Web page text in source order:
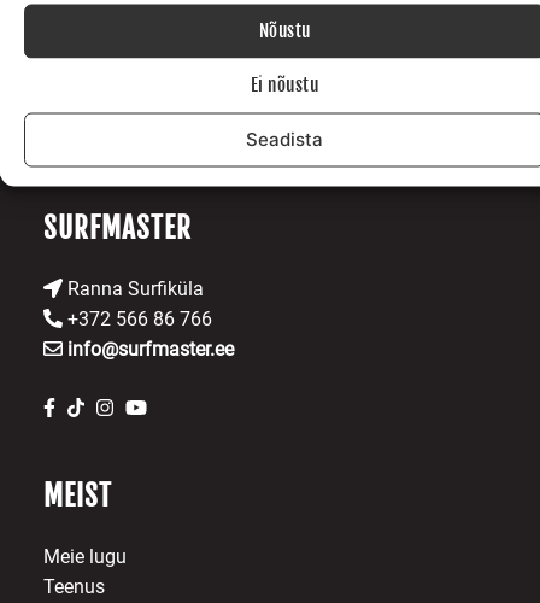
Nõustu
Ei nõustu
Seadista
MIKS MA LIITUSIN VABATAHTLIKE MEREPÄÄSTJATEGA?
SURFMASTER
Ranna Surfiküla
+372 566 86 766
info@surfmaster.ee
MEIST
Meie lugu
Teenus